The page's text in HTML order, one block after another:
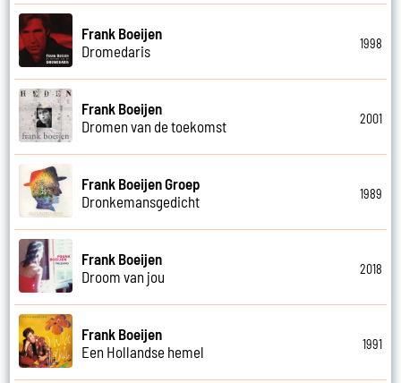
Frank Boeijen
Dromedaris
1998
Frank Boeijen
Dromen van de toekomst
2001
Frank Boeijen Groep
Dronkemansgedicht
1989
Frank Boeijen
Droom van jou
2018
Frank Boeijen
Een Hollandse hemel
1991